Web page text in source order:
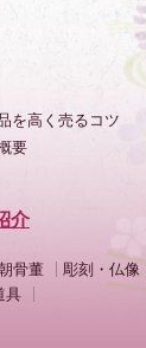
を高く売るコツ
要
介
骨董
彫刻・仏像
具